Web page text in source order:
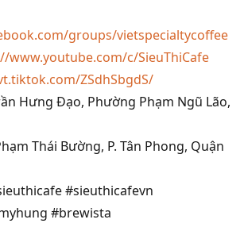
groups/vietspecialtycoffee
www.youtube.com/c/SieuThiCafe
ZSdhSbgdS/
Hưng Đạo, Phường Phạm Ngũ Lão,
Thái Bường, P. Tân Phong, Quận
#sieuthicafevn
#brewista